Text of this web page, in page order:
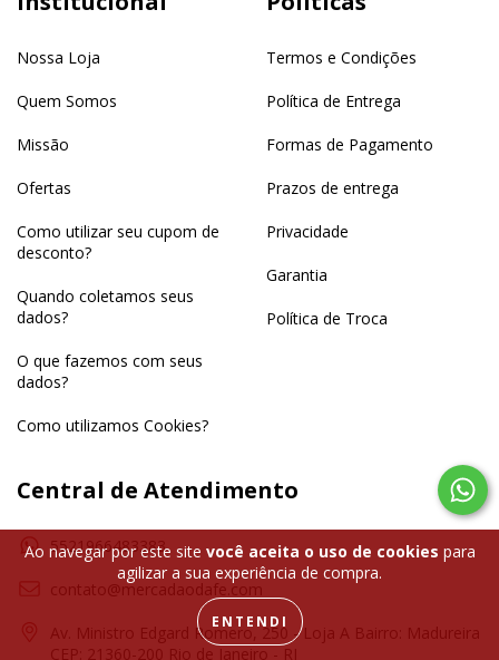
Ao navegar por este site você aceita o uso de cookies para
agilizar a sua experiência de compra.
ENTENDI
Nossa Loja
Quem Somos
Missão
Ofertas
Como utilizar seu cupom de
desconto?
Quando coletamos seus
dados?
O que fazemos com seus
dados?
Como utilizamos Cookies?
Termos e Condições
Política de Entrega
Formas de Pagamento
Prazos de entrega
Privacidade
Garantia
Política de Troca
Central de Atendimento
5521966483383
contato@mercadaodafe.com
Av. Ministro Edgard Romero, 250 - Loja A Bairro: Madureira
CEP: 21360-200 Rio de Janeiro - RJ